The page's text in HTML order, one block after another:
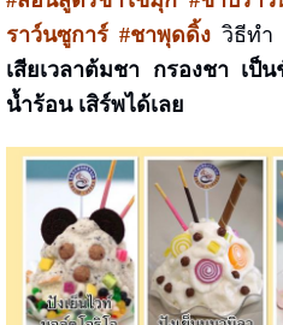
ราว์นซูการ์ #ชาพุดดิ้ง วิธีทำ
เสียเวลาต้มชา กรองชา เป็น
น้ำร้อน เสิร์พได้เลย